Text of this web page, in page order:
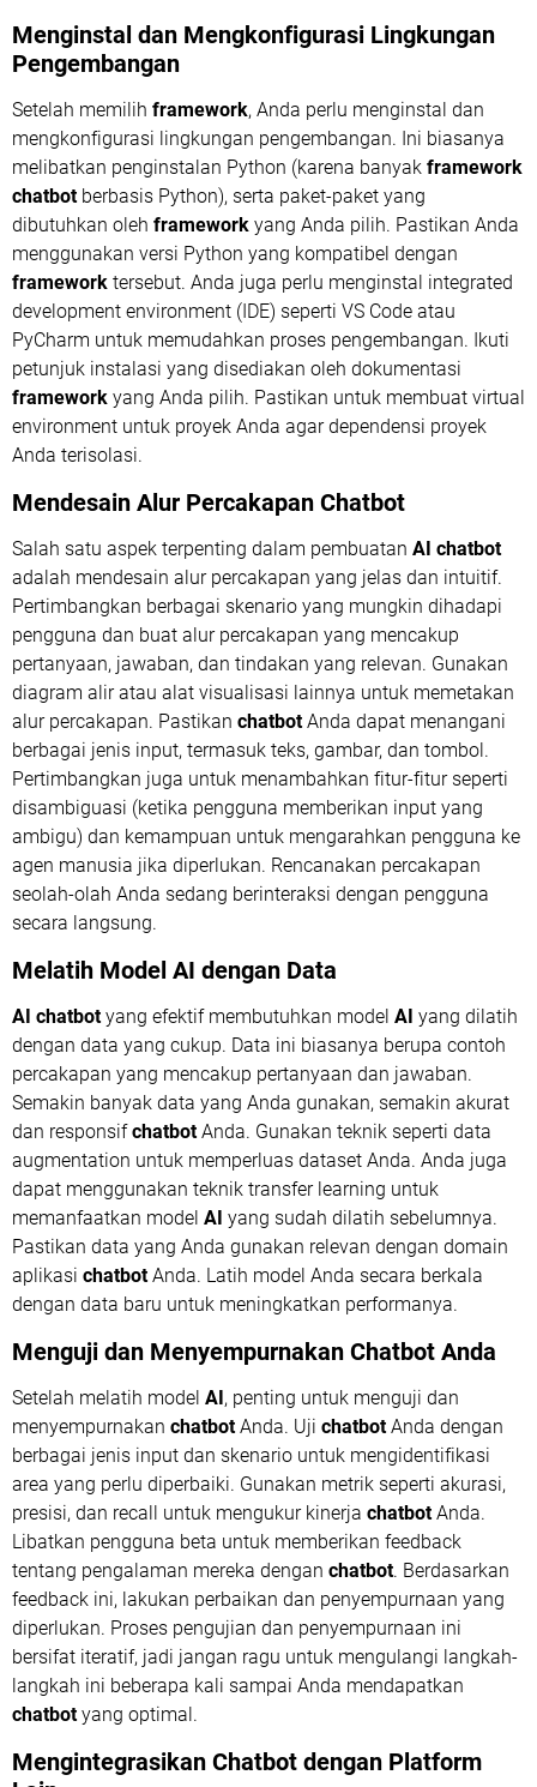
Menginstal dan Mengkonfigurasi Lingkungan
Pengembangan
Setelah memilih framework, Anda perlu menginstal dan
mengkonfigurasi lingkungan pengembangan. Ini biasanya
melibatkan penginstalan Python (karena banyak framework
chatbotberbasis Python), serta paket-paket yang
dibutuhkan oleh framework yang Anda pilih. Pastikan Anda
menggunakan versi Python yang kompatibel dengan
framework tersebut. Anda juga perlu menginstal integrated
development environment (IDE) seperti VS Code atau
PyCharm untuk memudahkan proses pengembangan. Ikuti
petunjuk instalasi yang disediakan oleh dokumentasi
framework yang Anda pilih. Pastikan untuk membuat virtual
environment untuk proyek Anda agar dependensi proyek
Anda terisolasi.
Mendesain Alur Percakapan Chatbot
Salah satu aspek terpenting dalam pembuatan AI chatbot
adalah mendesain alur percakapan yang jelas dan intuitif.
Pertimbangkan berbagai skenario yang mungkin dihadapi
pengguna dan buat alur percakapan yang mencakup
pertanyaan, jawaban, dan tindakan yang relevan. Gunakan
diagram alir atau alat visualisasi lainnya untuk memetakan
alur percakapan. Pastikan chatbotAnda dapat menangani
berbagai jenis input, termasuk teks, gambar, dan tombol.
Pertimbangkan juga untuk menambahkan fitur-fitur seperti
disambiguasi (ketika pengguna memberikan input yang
ambigu) dan kemampuan untuk mengarahkan pengguna ke
agen manusia jika diperlukan. Rencanakan percakapan
seolah-olah Anda sedang berinteraksi dengan pengguna
secara langsung.
Melatih Model AI dengan Data
AI chatbotyang efektif membutuhkan model AI yang dilatih
dengan data yang cukup. Data ini biasanya berupa contoh
percakapan yang mencakup pertanyaan dan jawaban.
Semakin banyak data yang Anda gunakan, semakin akurat
dan responsifchatbotAnda. Gunakan teknik seperti data
augmentation untuk memperluas dataset Anda. Anda juga
dapat menggunakan teknik transfer learning untuk
memanfaatkan model AI yang sudah dilatih sebelumnya.
Pastikan data yang Anda gunakan relevan dengan domain
aplikasi chatbotAnda. Latih model Anda secara berkala
dengan data baru untuk meningkatkan performanya.
Menguji dan Menyempurnakan Chatbot Anda
Setelah melatih model AI, penting untuk menguji dan
menyempurnakan chatbotAnda. Uji chatbotAnda dengan
berbagai jenis input dan skenario untuk mengidentifikasi
area yang perlu diperbaiki. Gunakan metrik seperti akurasi,
presisi, dan recall untuk mengukur kinerja chatbotAnda.
Libatkan pengguna beta untuk memberikan feedback
tentang pengalaman mereka dengan chatbot. Berdasarkan
feedback ini, lakukan perbaikan dan penyempurnaan yang
diperlukan. Proses pengujian dan penyempurnaan ini
bersifat iteratif, jadi jangan ragu untuk mengulangi langkah-
langkah ini beberapa kali sampai Anda mendapatkan
chatbotyang optimal.
Mengintegrasikan Chatbot dengan Platform